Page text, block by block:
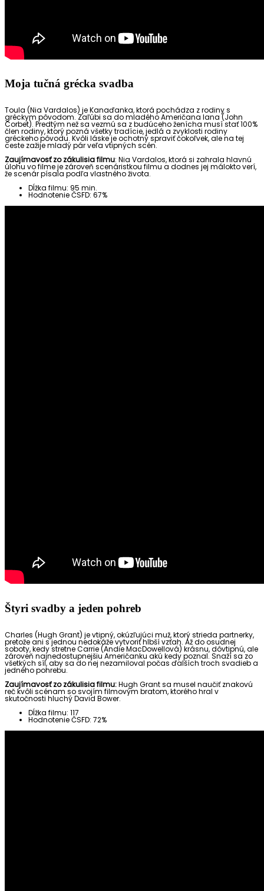
Moja tučná grécka svadba
Toula (Nia Vardalos) je Kanaďanka, ktorá pochádza z rodiny s
gréckym pôvodom. Zaľúbi sa do mladého Američana Iana (John
Corbet). Predtým než sa vezmú sa z budúceho ženícha musí stať 100%
člen rodiny, ktorý pozná všetky tradície, jedlá a zvyklosti rodiny
gréckeho pôvodu. Kvôli láske je ochotný spraviť čokoľvek, ale na tej
ceste zažije mladý pár veľa vtipných scén.
Zaujímavosť zo zákulisia filmu: Nia Vardalos, ktorá si zahrala hlavnú
úlohu vo filme je zároveň scenáristkou filmu a dodnes jej málokto verí,
že scenár písala podľa vlastného života.
Dĺžka filmu: 95 min.
Hodnotenie ČSFD: 67%
Štyri svadby a jeden pohreb
Charles (Hugh Grant) je vtipný, okúzľujúci muž, ktorý strieda partnerky,
pretože ani s jednou nedokáže vytvoriť hlbší vzťah. Až do osudnej
soboty, kedy stretne Carrie (Andie MacDowellová) krásnu, dôvtipnú, ale
zároveň najnedostupnejšiu Američanku akú kedy poznal. Snaží sa zo
všetkých síl, aby sa do nej nezamiloval počas ďalších troch svadieb a
jedného pohrebu.
Zaujímavosť zo zákulisia filmu:Hugh Grant sa musel naučiť znakovú
reč kvôli scénam so svojím filmovým bratom, ktorého hral v
skutočnosti hluchý David Bower.
Dĺžka filmu: 117
Hodnotenie ČSFD: 72%